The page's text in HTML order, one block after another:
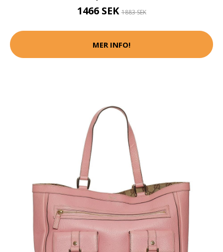
1466 SEK1883 SEK
MER INFO!